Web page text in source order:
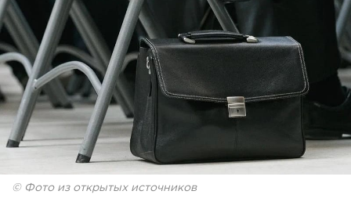
© Фото из открытых источников